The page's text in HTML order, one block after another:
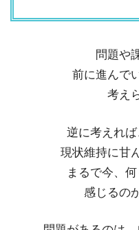
問題や
前に進んで
考え
逆に考えれ
現状維持に甘
まるで今、
感じるの